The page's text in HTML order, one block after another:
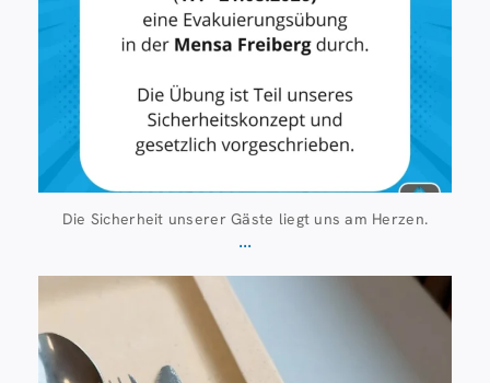
Die Sicherheit unserer Gäste liegt uns am Herzen.
...
Juli 23
224